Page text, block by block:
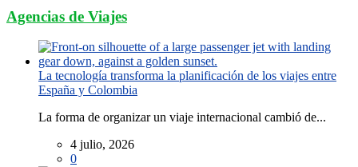
Agencias de Viajes
La tecnología transforma la planificación de los viajes entre
España y Colombia
La forma de organizar un viaje internacional cambió de...
4 julio, 2026
0